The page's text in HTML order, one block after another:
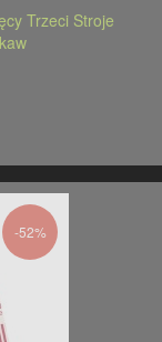
Trzeci Stroje
-52%